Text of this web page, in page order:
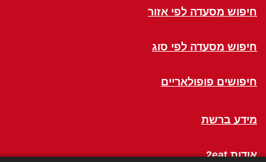
חיפוש מסעדה לפי אזור
חיפוש מסעדה לפי סוג
חיפושים פופולאריים
מידע ברשת
אודות 2eat